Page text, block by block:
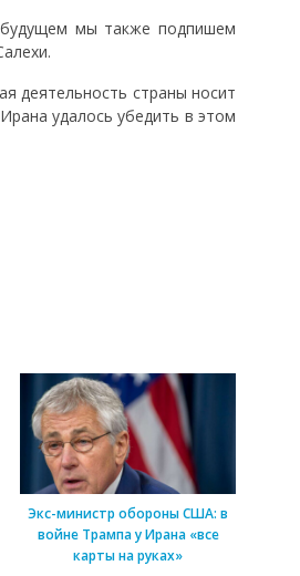
мы также подпишем
деятельность страны носит
удалось убедить в этом
Экс-министр обороны США: в
войне Трампа у Ирана «все
карты на руках»